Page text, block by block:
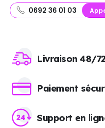
0692 36 01 03
Livraison 48/
Paiement
Support en